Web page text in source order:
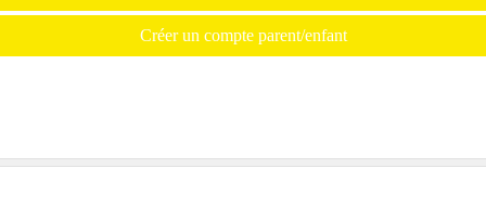
Créer un compte parent/enfant